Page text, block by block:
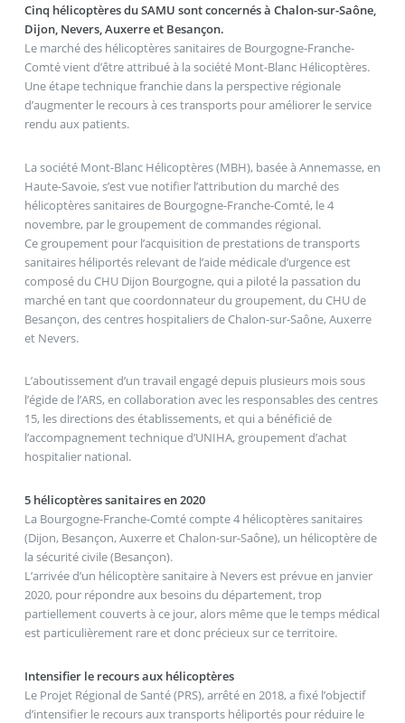
Cinq hélicoptères du SAMU sont concernés à Chalon-sur-Saône,
Dijon, Nevers, Auxerre et Besançon.
Le marché des hélicoptères sanitaires de Bourgogne-Franche-
Comté vient d’être attribué à la société Mont-Blanc Hélicoptères.
Une étape technique franchie dans la perspective régionale
d’augmenter le recours à ces transports pour améliorer le service
rendu aux patients.
La société Mont-Blanc Hélicoptères (MBH), basée à Annemasse, en
Haute-Savoie, s’est vue notifier l’attribution du marché des
hélicoptères sanitaires de Bourgogne-Franche-Comté, le 4
novembre, par le groupement de commandes régional.
Ce groupement pour l’acquisition de prestations de transports
sanitaires héliportés relevant de l’aide médicale d’urgence est
composé du CHU Dijon Bourgogne, qui a piloté la passation du
marché en tant que coordonnateur du groupement, du CHU de
Besançon, des centres hospitaliers de Chalon-sur-Saône, Auxerre
et Nevers.
L’aboutissement d’un travail engagé depuis plusieurs mois sous
l’égide de l’ARS, en collaboration avec les responsables des centres
15, les directions des établissements, et qui a bénéficié de
l’accompagnement technique d’UNIHA, groupement d’achat
hospitalier national.
5 hélicoptères sanitaires en 2020
La Bourgogne-Franche-Comté compte 4 hélicoptères sanitaires
(Dijon, Besançon, Auxerre et Chalon-sur-Saône), un hélicoptère de
la sécurité civile (Besançon).
L’arrivée d’un hélicoptère sanitaire à Nevers est prévue en janvier
2020, pour répondre aux besoins du département, trop
partiellement couverts à ce jour, alors même que le temps médical
est particulièrement rare et donc précieux sur ce territoire.
Intensifier le recours aux hélicoptères
Le Projet Régional de Santé (PRS), arrêté en 2018, a fixé l’objectif
d’intensifier le recours aux transports héliportés pour réduire le